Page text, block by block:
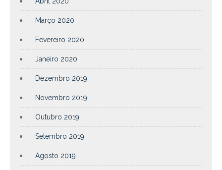
Março 2020
Fevereiro 2020
Janeiro 2020
Dezembro 2019
Novembro 2019
Outubro 2019
Setembro 2019
Agosto 2019